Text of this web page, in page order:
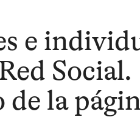
e
Social.
la